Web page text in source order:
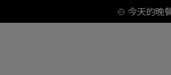
🍲 今天的晚